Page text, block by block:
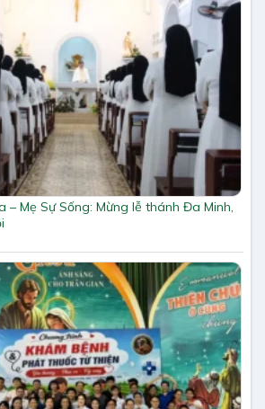
– Mẹ Sự Sống: Mừng lễ thánh Đa Minh,